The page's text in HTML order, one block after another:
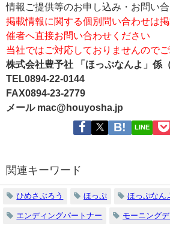
情報ご提供等のお申し込み・お問い
掲載情報に関する個別問い合わせは
催者へ直接お問い合わせください
当社ではご対応しておりませんので
株式会社豊予社 「ほっぷなんよ」係
TEL0894-22-0144
FAX0894-23-2779
メール mac@houyosha.jp
LINE
関連キーワード
ひめさぶろう ほっぷ ほっぷなん
エンディングパートナー モーニング